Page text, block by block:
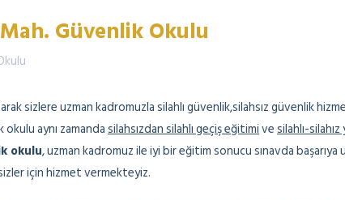
Güvenlik Okulu
sizlere uzman kadromuzla silahlı güvenlik,silahsız güvenlik
aynı zamandasilahsızdan silahlı geçiş eğitimivesilahlı-
okulu, uzman kadromuz ile iyi bir eğitim sonucu sınavda başarıya
için hizmet vermekteyiz.